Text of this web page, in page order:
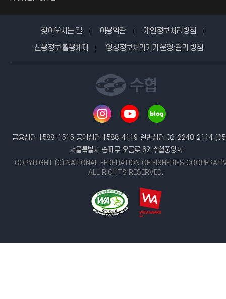
찾아오시는 길 이용약관
개인정보처리방침
신용정보 활용체제
영상정보처리기기 운영·관리 방침
금융상담 1588-1515 공제상담 1588-4119 일반상담 02-2240-2114
서울특별시 송파구 오금로 62 수협중앙회
COPYRIGHT (C) NATIONAL FEDERATION OF FISHERIES
ALL RIGHTS RESERVED.